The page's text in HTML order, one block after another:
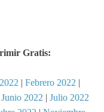
Gratis:
| Febrero 2022 |
Junio 2022 | Julio 2022